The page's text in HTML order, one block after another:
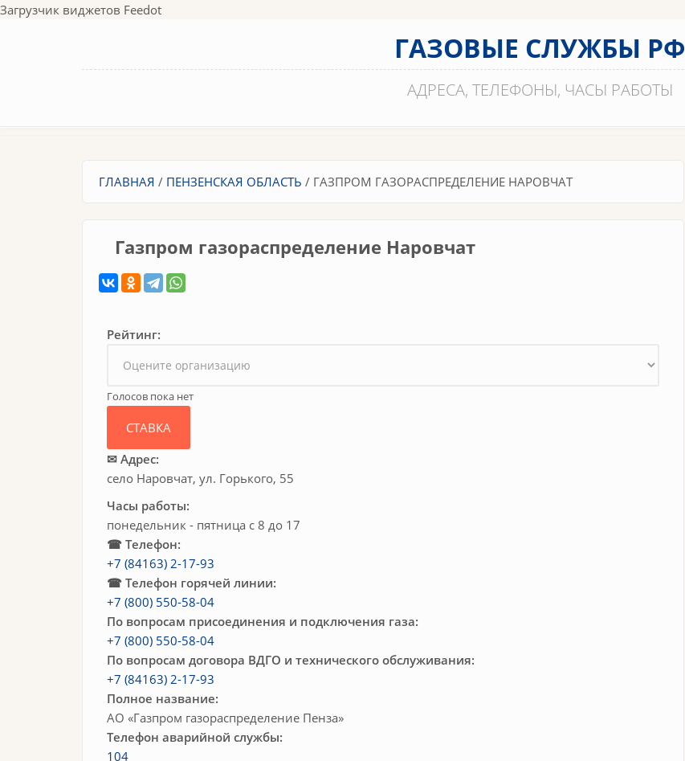
Перейти к основному содержанию
Загрузчик виджетов Feedot
ГАЗОВЫЕ СЛУЖБЫ РФ
АДРЕСА, ТЕЛЕФОНЫ, ЧАСЫ РАБОТЫ
Вы здесь
ГЛАВНАЯ / ПЕНЗЕНСКАЯ ОБЛАСТЬ / ГАЗПРОМ ГАЗОРАСПРЕДЕЛЕНИЕ НАРОВЧАТ
Газпром газораспределение Наровчат
Рейтинг:
Голосов пока нет
✉ Адрес:
село Наровчат, ул. Горького, 55
Часы работы:
понедельник - пятница с 8 до 17
☎ Телефон:
+7 (84163) 2-17-93
☎ Телефон горячей линии:
+7 (800) 550-58-04
По вопросам присоединения и подключения газа:
+7 (800) 550-58-04
По вопросам договора ВДГО и технического обслуживания:
+7 (84163) 2-17-93
Полное название:
АО «Газпром газораспределение Пенза»
Телефон аварийной службы:
104